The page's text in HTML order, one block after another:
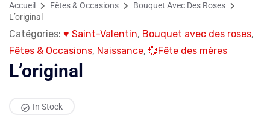
Accueil Fêtes & Occasions
Bouquet Avec Des Roses
L’original
Catégories: ♥ Saint-Valentin, Bouquet avec des roses,
Fêtes & Occasions, Naissance, 💞Fête des mères
L’original
In Stock